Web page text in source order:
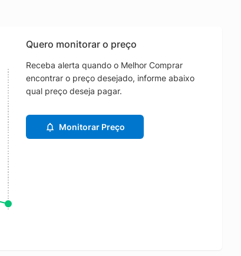
Quero monitorar o preço
Receba alerta quando o Melhor Comprar
encontrar o preço desejado, informe abaixo
qual preço deseja pagar.
Monitorar Preço